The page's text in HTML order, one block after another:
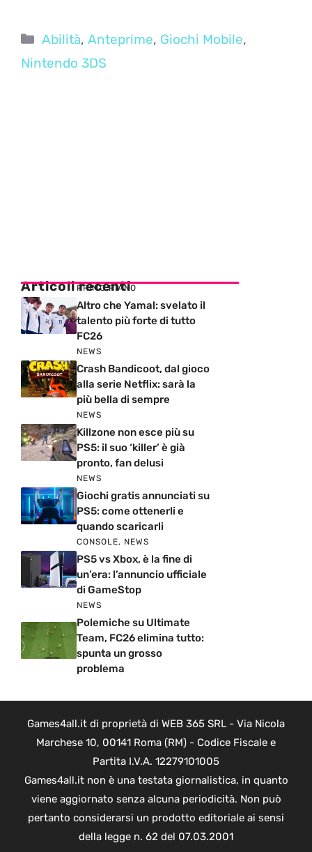
Categorie
Abilità,Anteprime, Giochi Mobile,
Nintendo 3DS
Articoli recenti
PRIMO PIANO
Altro che Yamal: svelato il
talento più forte di tutto
FC26
NEWS
Crash Bandicoot, dal gioco
alla serie Netflix: sarà la
più bella di sempre
NEWS
Killzone non esce più su
PS5: il suo ‘killer’ è già
pronto, fan delusi
NEWS
Giochi gratis annunciati su
PS5: come ottenerli e
quando scaricarli
CONSOLE, NEWS
PS5 vs Xbox, è la fine di
un’era: l’annuncio ufficiale
di GameStop
NEWS
Polemiche su Ultimate
Team, FC26 elimina tutto:
spunta un grosso
problema
Games4all.it di proprietà di WEB 365 SRL - Via Nicola
Marchese 10, 00141 Roma (RM) - Codice Fiscale e
Partita I.V.A. 12279101005
Games4all.it non è una testata giornalistica, in quanto
viene aggiornato senza alcuna periodicità. Non può
pertanto considerarsi un prodotto editoriale ai sensi
della legge n. 62 del 07.03.2001